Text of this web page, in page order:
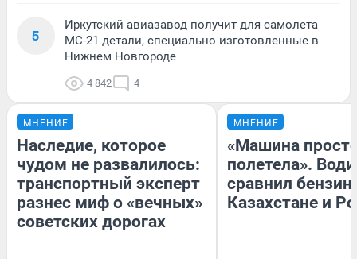
5
Иркутский авиазавод получит для самолета
МС-21 детали, специально изготовленные в
Нижнем Новгороде
4 842 4
МНЕНИЕ
Наследие, которое
чудом не развалилось:
транспортный эксперт
разнес миф о «вечных»
советских дорогах
МНЕНИЕ
«Машина
полетела».
сравнил бензин
Казахстане и